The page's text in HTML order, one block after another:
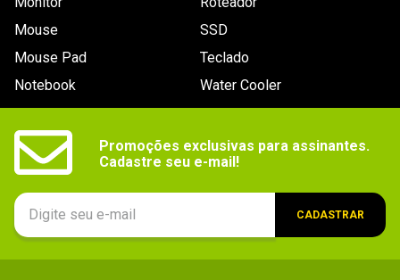
Mouse
Mouse Pad
Notebook
SSD
Teclado
Water Cooler
Promoções exclusivas para assinantes.
Cadastre seu e-mail!
CADASTRAR